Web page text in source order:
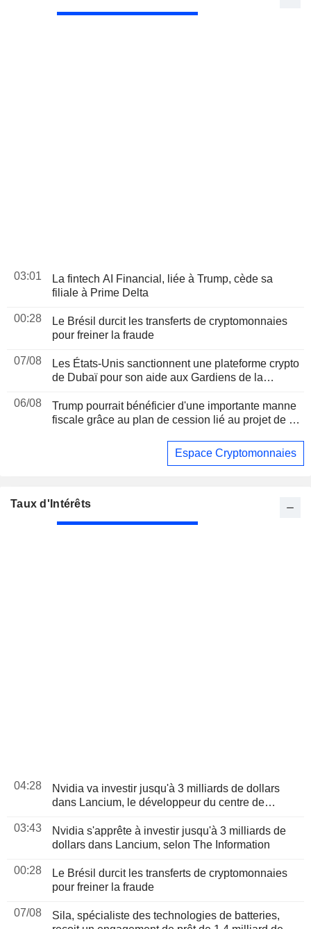
03:01
La fintech AI Financial, liée à Trump, cède sa
filiale à Prime Delta
00:28
Le Brésil durcit les transferts de cryptomonnaies
pour freiner la fraude
07/08
Les États-Unis sanctionnent une plateforme crypto
de Dubaï pour son aide aux Gardiens de la
06/08
Trump pourrait bénéficier d'une importante manne
fiscale grâce au plan de cession lié au projet de loi
Espace Cryptomonnaies
Taux d'Intérêts
04:28
Nvidia va investir jusqu'à 3 milliards de dollars
dans Lancium, le développeur du centre de
03:43
Nvidia s'apprête à investir jusqu'à 3 milliards de
dollars dans Lancium, selon The Information
00:28
Le Brésil durcit les transferts de cryptomonnaies
pour freiner la fraude
07/08
Sila, spécialiste des technologies de batteries,